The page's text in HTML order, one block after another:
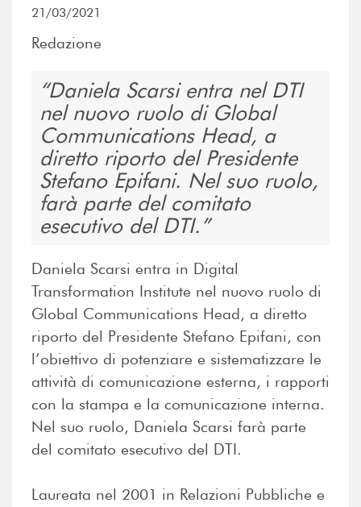
21/03/2021
Redazione
Daniela Scarsi entra nel DTI
nel nuovo ruolo di Global
Communications Head, a
diretto riporto del Presidente
Stefano Epifani. Nel suo ruolo,
farà parte del comitato
esecutivo del DTI.
Daniela Scarsi entra in Digital
Transformation Institute nel nuovo ruolo di
Global Communications Head, a diretto
riporto del Presidente Stefano Epifani, con
l’obiettivo di potenziare e sistematizzare le
attività di comunicazione esterna, i rapporti
con la stampa e la comunicazione interna.
Nel suo ruolo, Daniela Scarsi farà parte
del comitato esecutivo del DTI.
Laureata nel 2001 in Relazioni Pubbliche e